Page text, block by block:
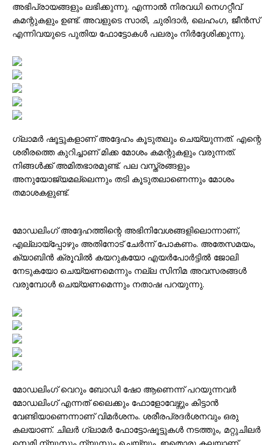
അഭിപ്രായങ്ങളും ലഭിക്കുന്നു. എന്നാൽ നിരവധി നെഗറ്റീവ്
കമന്റുകളും ഉണ്ട്. അവളുടെ സാരി, ചുരിദാർ, ലെഹംഗ, ജീൻസ്
എന്നിവയുടെ പുതിയ ഫോട്ടോകൾ പലരും നിർദ്ദേശിക്കുന്നു.
ഗ്ലാമർ ഷൂട്ടുകളാണ് അദ്ദേഹം കൂടുതലും ചെയ്യുന്നത്. എന്റെ
ശരീരത്തെ കുറിച്ചാണ് മിക്ക മോശം കമന്റുകളും വരുന്നത്.
നിങ്ങൾക്ക് അമിതഭാരമുണ്ട്. പല വസ്ത്രങ്ങളും
അനുയോജ്യമല്ലെന്നും തടി കൂടുതലാണെന്നും മോശം
തമാശകളുണ്ട്.
മോഡലിംഗ് അദ്ദേഹത്തിന്റെ അഭിനിവേശങ്ങളിലൊന്നാണ്,
എല്ലായ്പ്പോഴും അതിനോട് ചേർന്ന് പോകണം. അതേസമയം,
ക്യാബിൻ ക്രൂവിൽ കയറുകയോ എയർപോർട്ടിൽ ജോലി
നേടുകയോ ചെയ്യണമെന്നും നല്ല സിനിമ അവസരങ്ങൾ
വരുമ്പോൾ ചെയ്യണമെന്നും നതാഷ പറയുന്നു.
മോഡലിംഗ് വെറും ബോഡി ഷോ ആണെന്ന് പറയുന്നവർ
മോഡലിംഗ് എന്നത് ലൈക്കും ഫോളോവേഴ്സും കിട്ടാൻ
വേണ്ടിയാണെന്നാണ് വിമർശനം. ശരീരപ്രദർശനവും ഒരു
കലയാണ്. ചിലർ ഗ്ലാമർ ഫോട്ടോഷൂട്ടുകൾ നടത്തും, മറ്റുചിലർ